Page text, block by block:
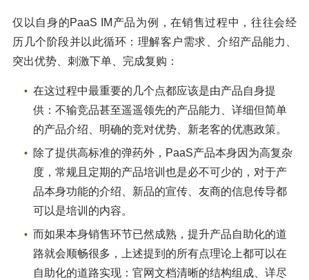
仅以自身的PaaS IM产品为例，在销售过程中，往往会经
历几个阶段并以此循环：理解客户需求、介绍产品能力、
突出优势、刺激下单、完成复购：
在这过程中最重要的几个点都应该是由产品自身提
供：不输竞品甚至遥遥领先的产品能力、详细但简单
的产品介绍、明确的竞对优势、新老客的优惠政策。
除了提供高标准的弹药外，PaaS产品本身因为高复杂
度，常规且定期的产品培训也是必不可少的，对于产
品本身功能的介绍、新品的宣传、友商的信息传导都
可以是培训的内容。
而如果本身销售环节已然成熟，提升产品自助化的道
路就会顺畅很多，上述提到的所有点理论上都可以在
自助化的道路实现：官网文档清晰的结构组成、详尽